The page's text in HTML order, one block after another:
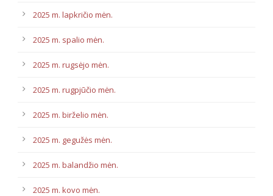
2025 m. lapkričio mėn.
2025 m. spalio mėn.
2025 m. rugsėjo mėn.
2025 m. rugpjūčio mėn.
2025 m. birželio mėn.
2025 m. gegužės mėn.
2025 m. balandžio mėn.
2025 m. kovo mėn.